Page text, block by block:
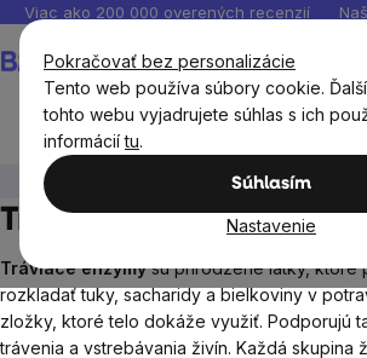
Pokračovať bez personalizácie
Tento web používa súbory cookie.
tohto webu vyjadrujete súhlas s ich
informáciítu.
Súhlasím
Nastavenie
Prejsť
obsah
Viac ako 200 000 overených recenzií
Tráviace enzýmy
Tráviace enzýmy
Tráviace enzýmysú prirodzené látky, ktoré
rozkladať tuky, sacharidy a bielkoviny v
zložky, ktoré telo dokáže využiť. Podporujú
trávenia a vstrebávania živín. Každá skupina